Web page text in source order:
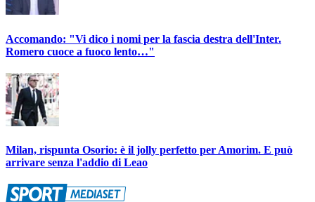
Accomando: "Vi dico i nomi per la fascia destra dell'Inter.
Romero cuoce a fuoco lento…"
Milan, rispunta Osorio: è il jolly perfetto per Amorim. E può
arrivare senza l'addio di Leao